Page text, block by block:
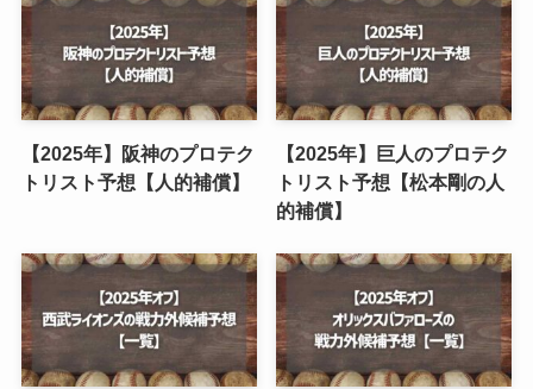
【2025年】阪神のプロテク
トリスト予想【人的補償】
【2025年】巨人のプロテク
トリスト予想【松本剛の人
的補償】